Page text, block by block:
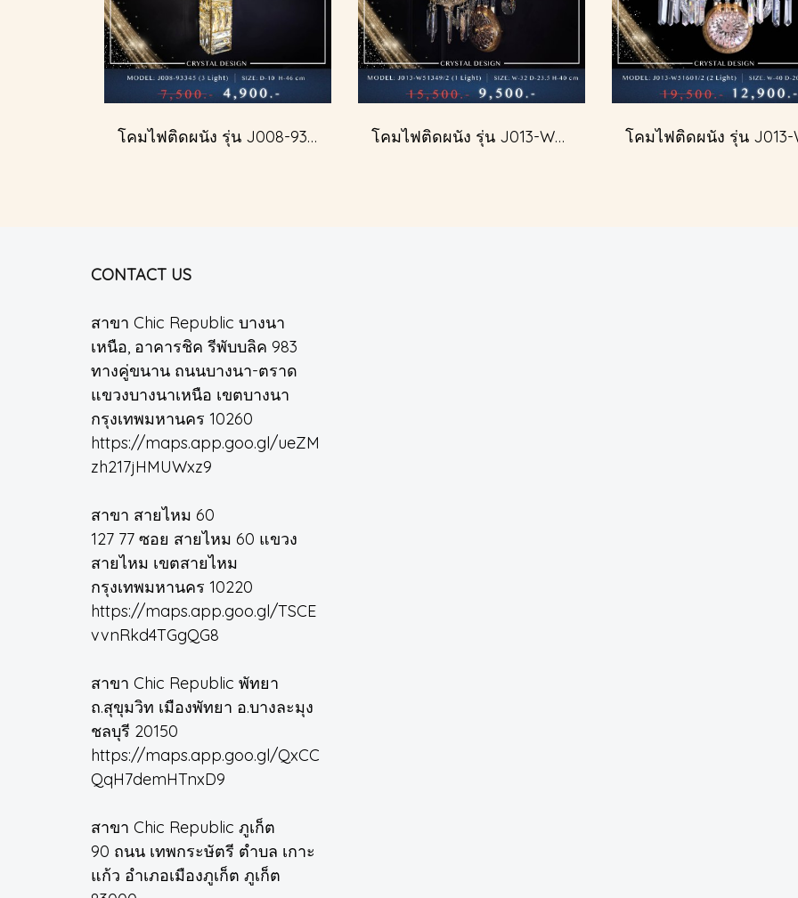
โคมไฟติดผนัง รุ่น J008-93345 โคมไฟติดผนัง รุ่น J013-W51349/2
CONTACT US
สาขา Chic Republic บางนา
เหนือ, อาคารชิค รีพับบลิค 983
ทางคู่ขนาน ถนนบางนา-ตราด
แขวงบางนาเหนือ เขตบางนา
กรุงเทพมหานคร 10260
https://maps.app.goo.gl/ueZM
zh217jHMUWxz9
สาขา สายไหม 60
127 77 ซอย สายไหม 60 แขวง
สายไหม เขตสายไหม
กรุงเทพมหานคร 10220
https://maps.app.goo.gl/TSCE
vvnRkd4TGgQG8
สาขา Chic Republic พัทยา
ถ.สุขุมวิท เมืองพัทยา อ.บางละมุง
ชลบุรี 20150
https://maps.app.goo.gl/QxCC
QqH7demHTnxD9
สาขา Chic Republic ภูเก็ต
90 ถนน เทพกระษัตรี ตำบล เกาะ
แก้ว อำเภอเมืองภูเก็ต ภูเก็ต